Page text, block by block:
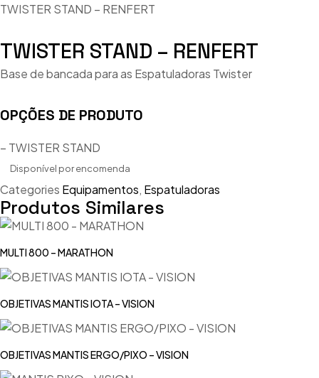
TWISTER STAND – RENFERT
TWISTER STAND – RENFERT
Base de bancada para as Espatuladoras Twister
OPÇÕES DE PRODUTO
– TWISTER STAND
Disponível por encomenda
Categories Equipamentos, Espatuladoras
Produtos Similares
MULTI 800 – MARATHON
OBJETIVAS MANTIS IOTA – VISION
OBJETIVAS MANTIS ERGO/PIXO – VISION